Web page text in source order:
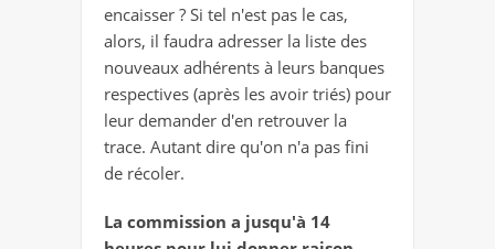
encaisser ? Si tel n'est pas le cas,
alors, il faudra adresser la liste des
nouveaux adhérents à leurs banques
respectives (après les avoir triés) pour
leur demander d'en retrouver la
trace. Autant dire qu'on n'a pas fini
de récoler.
La commission a jusqu'à 14